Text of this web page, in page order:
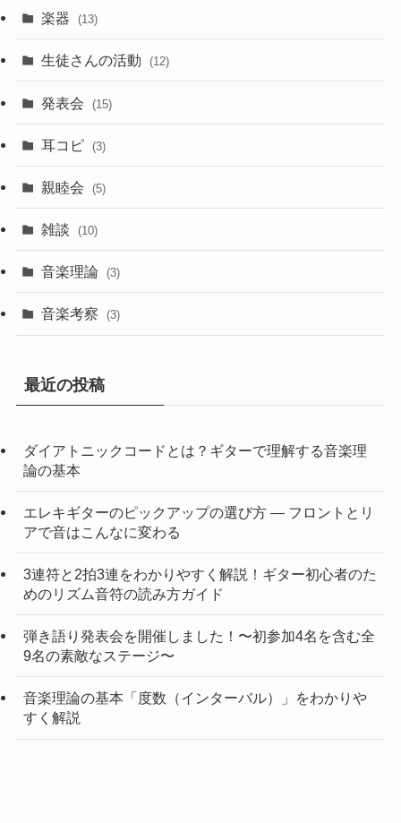
楽器 (13)
生徒さんの活動 (12)
発表会 (15)
耳コピ (3)
親睦会 (5)
雑談 (10)
音楽理論 (3)
音楽考察 (3)
最近の投稿
ダイアトニックコードとは？ギターで理解する音楽理
論の基本
エレキギターのピックアップの選び方 — フロントとリ
アで音はこんなに変わる
3連符と2拍3連をわかりやすく解説！ギター初心者のた
めのリズム音符の読み方ガイド
弾き語り発表会を開催しました！〜初参加4名を含む全
9名の素敵なステージ〜
音楽理論の基本「度数（インターバル）」をわかりや
すく解説